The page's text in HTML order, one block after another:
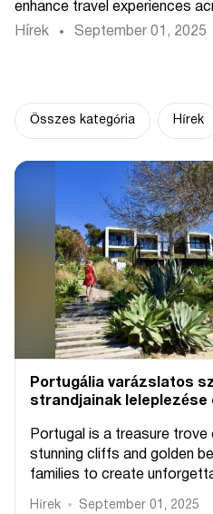
enhance travel experiences
Hírek
September 01, 2025
Összes kategória Hírek
Portugália varázslatos
strandjainak leleplezése
Portugal is a treasure
stunning cliffs and golden
families to create
Hírek September 01, 2025